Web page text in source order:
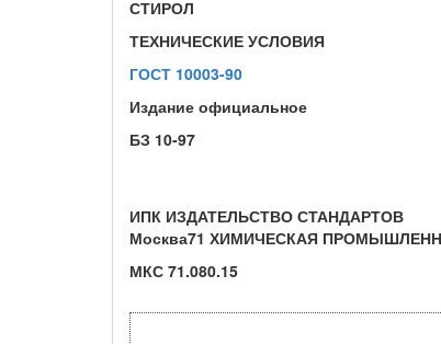
СТИРОЛ
ТЕХНИЧЕСКИЕ УСЛОВИЯ
ГОСТ 10003-90
Издание официальное
БЗ 10-97
ИПК ИЗДАТЕЛЬСТВО СТАНДАРТОВ
Москва71 ХИМИЧЕСКАЯ
МКС 71.080.15